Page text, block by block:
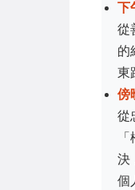
下
從
的
東
傍
從
決
個